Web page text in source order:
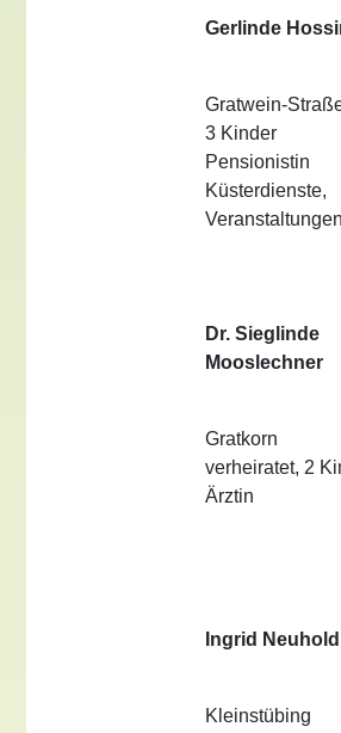
Gerlinde
Gratwein-
3 Kinder
Pensionistin
Küsterdienste,
Veranstaltungen
Dr. Sieglinde
Mooslechner
Gratkorn
verheiratet, 2
Ärztin
Ingrid Neuhold
Kleinstübing